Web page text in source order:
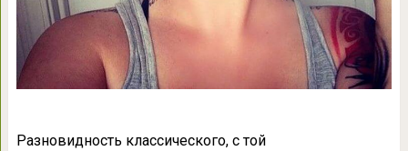
Разновидность классического, с той